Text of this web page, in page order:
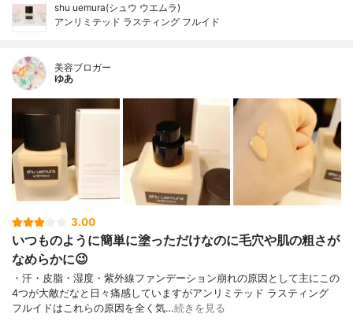
shu uemura(シュウ ウエムラ)
アンリミテッド ラスティング フルイド
美容ブロガー
ゆあ
3.00
いつものように簡単に塗っただけなのに毛穴や肌の粗さが
なめらかに😉
・汗・皮脂・湿度・紫外線ファンデーション崩れの原因として主にこの
4つが大敵だなと日々痛感していますがアンリミテッド ラスティング
フルイドはこれらの原因を全く気…続きを見る